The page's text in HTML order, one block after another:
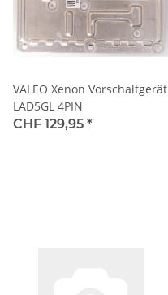
VALEO Xenon Vorschaltgerät
LAD5GL 4PIN
CHF 129,95 *